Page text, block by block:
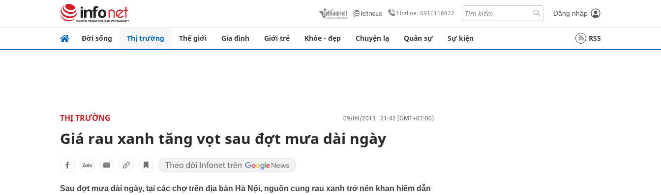
Hotline: 0916118822 Đăng nhập
Đời sống Thị trường Thế giới Gia đình Giới trẻ Khỏe - đẹp Chuyện lạ Quân sự Sự kiện RSS
THỊ TRƯỜNG 09/09/2013 21:42 (GMT+07:00)
Giá rau xanh tăng vọt sau đợt mưa dài ngày
Sau đợt mưa dài ngày, tại các chợ trên địa bàn Hà Nội, nguồn cung rau xanh trở nên khan hiếm dẫn